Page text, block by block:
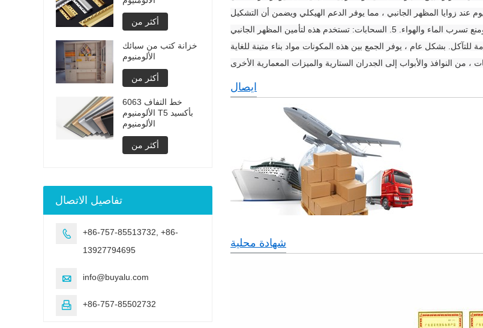
سبائك الألمنيوم عند زوايا المظهر الجانبي ، مما يوفر الدعم الهيكلي ويضمن أن التشكيل
الجانبي مستقر وآمن. 4. الحشيات: تستخدم لسد الفجوات بين سحب الألمنيوم ومنع تسرب الماء والهواء. 5. السحابات: تستخدم هذه لتأمين المظهر الجانبي
بشكل عام ، يوفر الجمع بين هذه المكونات مواد بناء متينة للغاية
ايصال
شهادة محلية
أكثر من
خزانة كتب من سبائك
الألومنيوم
أكثر من
6063 خط التفاف
الألومنيوم T5 بأكسيد
الألومنيوم
أكثر من
تفاصيل الاتصال

+86-757-85513732, +86-
13927794695
 info@buyalu.com
 +86-757-85502732